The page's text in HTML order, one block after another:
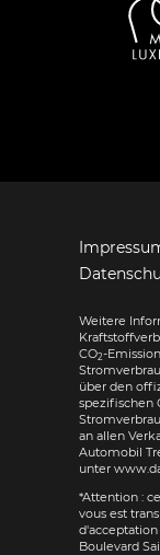
Weitere
CO2-
über den
spezifischen
an allen
Automobil
unter
*Attention :
vous est
d'acceptation
Boulevard